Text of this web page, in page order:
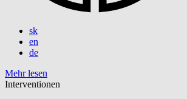
sk
en
de
Mehr lesen
Interventionen